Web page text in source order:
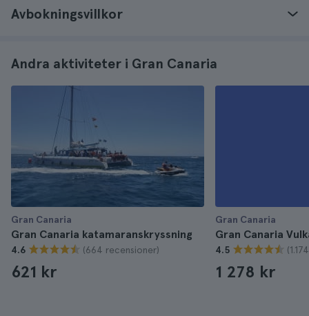
Avbokningsvillkor
Andra aktiviteter i Gran Canaria
Gran Canaria
Gran Canaria katamaranskryssning
4.6 (664 recensioner)
621 kr
Gran Canaria
Gran Canaria
4.5
1 278 kr